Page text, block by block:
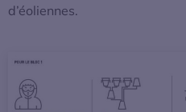
d’éoliennes.